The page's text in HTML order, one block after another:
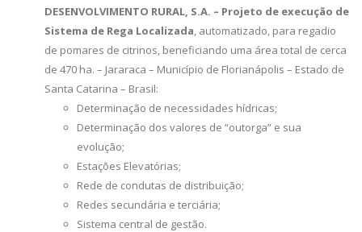
DESENVOLVIMENTO RURAL, S.A. – Projeto de execução de
Sistema de Rega Localizada, automatizado, para regadio
de pomares de citrinos, beneficiando uma área total de cerca
de 470 ha. – Jararaca – Município de Florianápolis – Estado de
Santa Catarina – Brasil:
Determinação de necessidades hídricas;
Determinação dos valores de “outorga” e sua
evolução;
Estações Elevatórias;
Rede de condutas de distribuição;
Redes secundária e terciária;
Sistema central de gestão.